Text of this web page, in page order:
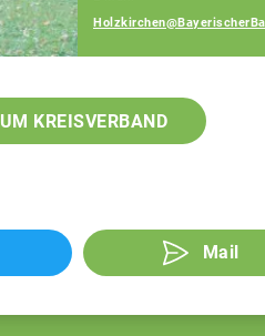
Fachberaterin
KREISVERBAND
Mail